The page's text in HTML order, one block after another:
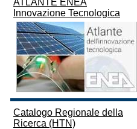
ATLANTE ENEA
Innovazione Tecnologica
Catalogo Regionale della
Ricerca (HTN)